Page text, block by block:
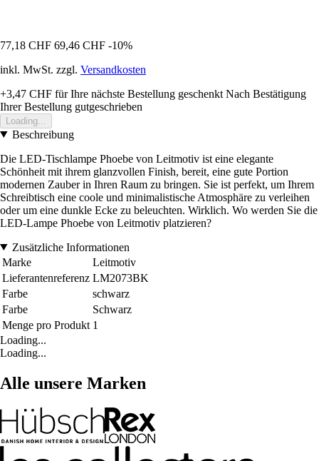
77,18 CHF 69,46 CHF -10%
inkl. MwSt. zzgl. Versandkosten
+3,47 CHF für Ihre nächste Bestellung geschenkt Nach Bestätigung
Ihrer Bestellung gutgeschrieben
Loading...
Beschreibung
Die LED-Tischlampe Phoebe von Leitmotiv ist eine elegante
Schönheit mit ihrem glanzvollen Finish, bereit, eine gute Portion
modernen Zauber in Ihren Raum zu bringen. Sie ist perfekt, um Ihrem
Schreibtisch eine coole und minimalistische Atmosphäre zu verleihen
oder um eine dunkle Ecke zu beleuchten. Wirklich. Wo werden Sie die
LED-Lampe Phoebe von Leitmotiv platzieren?
Zusätzliche Informationen
Marke
Leitmotiv
Lieferantenreferenz LM2073BK
Farbe
schwarz
Farbe
Schwarz
Menge pro Produkt 1
Loading...
Loading...
Alle unsere Marken